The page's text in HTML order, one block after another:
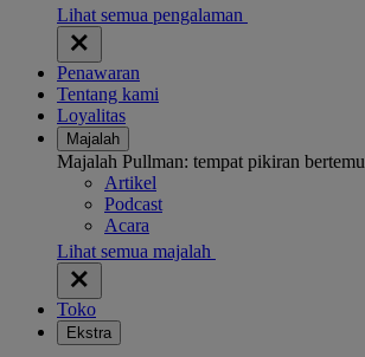
Lihat semua pengalaman
Penawaran
Tentang kami
Loyalitas
Majalah
Majalah Pullman: tempat pikiran bertemu
Artikel
Podcast
Acara
Lihat semua majalah
Toko
Ekstra